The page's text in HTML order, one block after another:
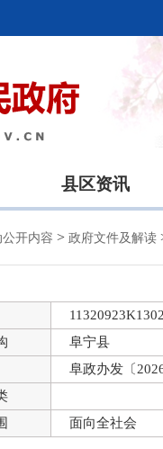
县区资讯
开内容 > 政府文件及解读
阜宁县
阜政办发〔
面向全社会